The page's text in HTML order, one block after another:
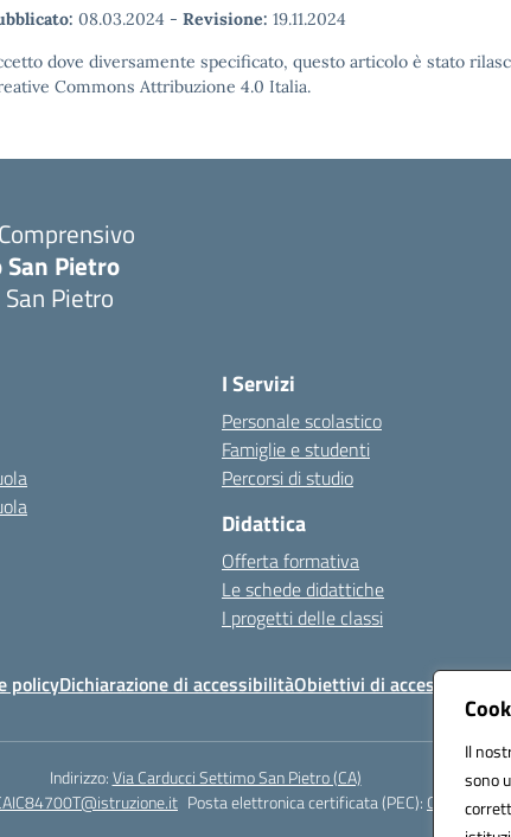
Il
sono
08.03.2024 - Revisione: 19.11.2024
dove diversamente specificato, questo articolo è stato
Commons Attribuzione 4.0 Italia.
Pietro
Pietro
I Servizi
Personale scolastico
Famiglie e studenti
Percorsi di studio
Didattica
Offerta formativa
Le schede didattiche
I progetti delle classi
policyDichiarazione di accessibilitàObiettivi di accessibilità
Indirizzo:Via Carducci Settimo San Pietro (CA)
Posta elettronica certificata (PEC):